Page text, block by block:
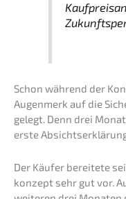
Schon während der
Augen­merk auf die
gelegt. Denn drei
erste
Der Käufer berei­te­te
kon­zept sehr gut vor.